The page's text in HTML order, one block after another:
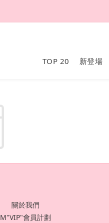
TOP 20 新登場
關於我們
M"VIP"會員計劃